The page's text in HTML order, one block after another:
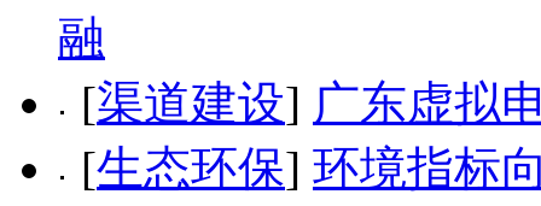
融
[渠道建设] 广东虚拟
[生态环保] 环境指标